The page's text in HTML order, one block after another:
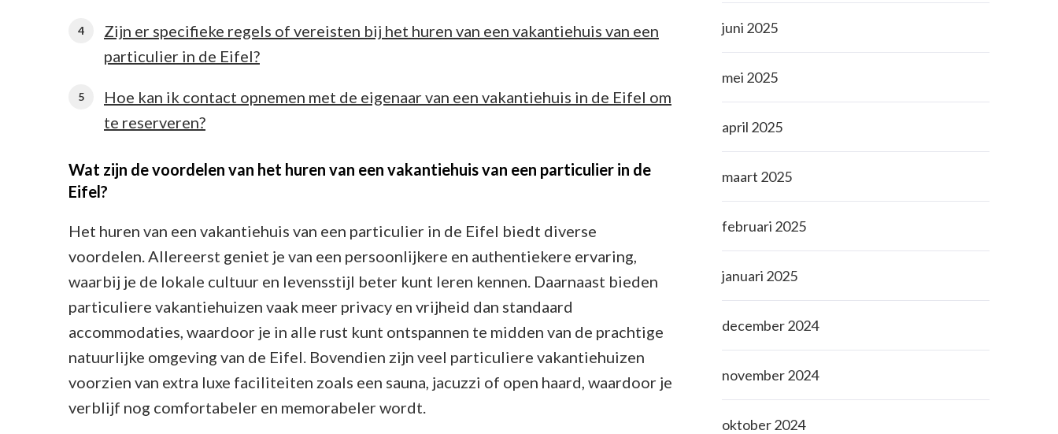
Zijn er specifieke regels of vereisten bij het huren van een vakantiehuis van een
particulier in de Eifel?
Hoe kan ik contact opnemen met de eigenaar van een vakantiehuis in de Eifel om
te reserveren?
Wat zijn de voordelen van het huren van een vakantiehuis van een particulier in de
Eifel?
Het huren van een vakantiehuis van een particulier in de Eifel biedt diverse
voordelen. Allereerst geniet je van een persoonlijkere en authentiekere ervaring,
waarbij je de lokale cultuur en levensstijl beter kunt leren kennen. Daarnaast bieden
particuliere vakantiehuizen vaak meer privacy en vrijheid dan standaard
accommodaties, waardoor je in alle rust kunt ontspannen te midden van de prachtige
natuurlijke omgeving van de Eifel. Bovendien zijn veel particuliere vakantiehuizen
voorzien van extra luxe faciliteiten zoals een sauna, jacuzzi of open haard, waardoor je
verblijf nog comfortabeler en memorabeler wordt.
juni 2025
mei 2025
april 2025
maart 2025
februari 2025
januari 2025
december 2024
november 2024
oktober 2024